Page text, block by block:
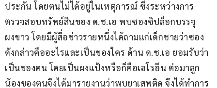
ประกัน โดยตนไม่ได้อยู่ในเหตุการณ์ ซึ่งระหว่างการ
ตรวจสอบทรัพย์สินของ ด.ช.เอ พบซองซิปล็อกบรรจุ
ผงขาว โดยมีผู้สื่อข่าวรายหนึ่งได้ถามแก่เด็กชายว่าซอง
ดังกล่าวคืออะไรและเป็นของใคร ด้าน ด.ช.เอ ยอมรับว่า
เป็นของตน โดยเป็นผงแป้งหรือก็คือเฮโรอีน ต่อมาลูก
น้องของตนจึงได้มารายงานว่าพบยาเสพติด จึงได้ทำการ